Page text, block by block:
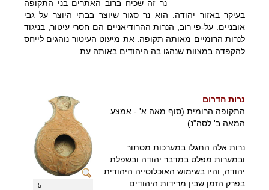
נר זה שכיח ברוב האתרים בני התקופה
בעיקר באזור יהודה. הוא נר סגור שיוצר בבתי היוצר על גבי
אובניים. על-פי רוב, הנרות ההרודיאניים הם חסרי עיטור, בניגוד
לנרות הרומיים מאותה תקופה. את מיעוט העיטור נוהגים לייחס
להקפדה במצוות שנהגו בה היהודים באותה עת.
5
נרות הדרום
התקופה הרומית (סוף מאה א' - אמצע
המאה ב' לסה"נ).
נרות אלה התגלו במערכות מסתור
ובמערות מפלט במדבר יהודה ובשפלת
יהודה, והיו בשימוש האוכלוסייה היהודית
בפרק הזמן שבין מרידות היהודים